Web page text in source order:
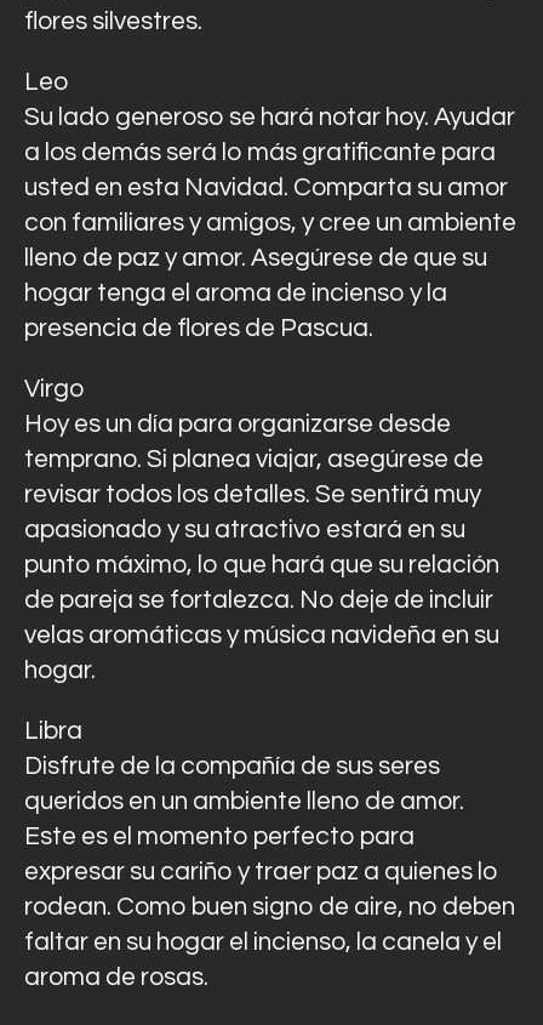
flores silvestres.
Leo
Su lado generoso se hará notar hoy. Ayudar
a los demás será lo más gratificante para
usted en esta Navidad. Comparta su amor
con familiares y amigos, y cree un ambiente
lleno de paz y amor. Asegúrese de que su
hogar tenga el aroma de incienso y la
presencia de flores de Pascua.
Virgo
Hoy es un día para organizarse desde
temprano. Si planea viajar, asegúrese de
revisar todos los detalles. Se sentirá muy
apasionado y su atractivo estará en su
punto máximo, lo que hará que su relación
de pareja se fortalezca. No deje de incluir
velas aromáticas y música navideña en su
hogar.
Libra
Disfrute de la compañía de sus seres
queridos en un ambiente lleno de amor.
Este es el momento perfecto para
expresar su cariño y traer paz a quienes lo
rodean. Como buen signo de aire, no deben
faltar en su hogar el incienso, la canela y el
aroma de rosas.